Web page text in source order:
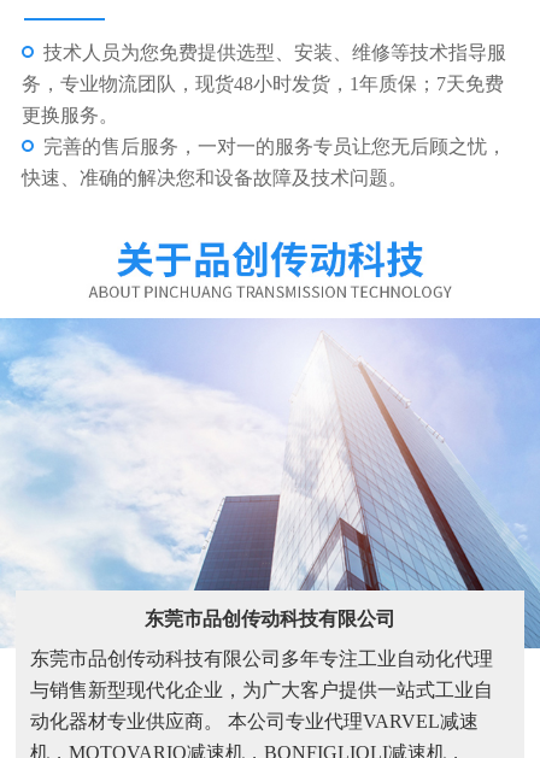
东莞市品创传动科技有限公司
东莞市品创传动科技有限公司多年专注工业自动化代理
与销售新型现代化企业，为广大客户提供一站式工业自
SEIMEC刹车电机，BOEM电机，广泛用于食品、皮革、
纺织、玻璃、陶瓷、医疗、化工、轻...